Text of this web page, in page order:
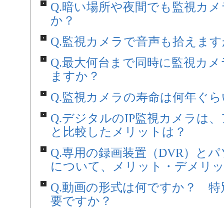
Q.暗い場所や夜間でも監視カ
か？
Q.監視カメラで音声も拾えま
Q.最大何台まで同時に監視カ
ますか？
Q.監視カメラの寿命は何年ぐ
Q.デジタルのIP監視カメラは
と比較したメリットは？
Q.専用の録画装置（DVR）と
について、メリット・デメリ
Q.動画の形式は何ですか？ 特
要ですか？